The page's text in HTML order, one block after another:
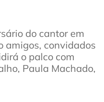
do cantor em
amigos, convidados
o palco com
Paula Machado,